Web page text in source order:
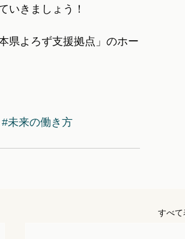
いきましょう！
県よろず支援拠点」のホー
#未来の働き方
すべて